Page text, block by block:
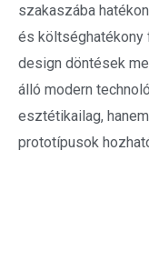
szakaszába
és költséghatékony
design döntések
álló modern
esztétikailag,
prototípusok